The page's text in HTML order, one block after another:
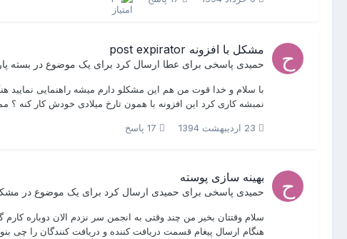
مشکل با افزونه post expirator
حمیدی پاسخی برای عطا ارسال کرد برای یک موضوع در بسته
نمبشه کاری کرد این افزونه با همون تارخ میلادی خودش کار کنه ؟
23 اردیبهشت 1394
بهینه سازی پوسته
حمیدی پاسخی برای حمیدی ارسال کرد برای یک موضوع در
سلام وقتتان بخیر من چند وقتی به انجمن سر نزدم الان دوباره
هنگام ارسال پیغام قسمت دریافت کننده و دریافت کنندگان را چی